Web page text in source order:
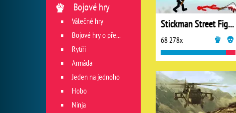
Stickman Street Fighting
68 278x
Bojové hry
Válečné hry
Bojové hry o přežití
Rytíři
Armáda
Jeden na jednoho
Hobo
Ninja